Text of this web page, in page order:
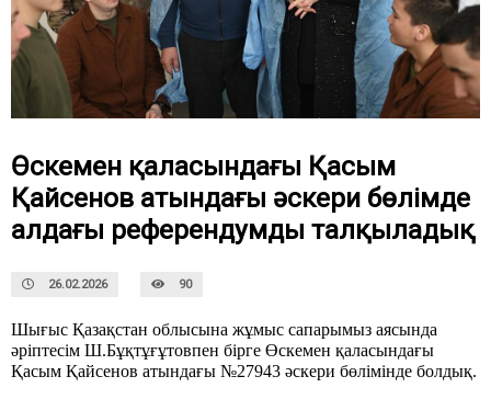
Өскемен қаласындағы Қасым
Қайсенов атындағы әскери бөлімде
алдағы референдумды талқыладық
26.02.2026 90
Шығыс Қазақстан облысына жұмыс сапарымыз аясында
әріптесім Ш.Бұқтұғұтовпен бірге Өскемен қаласындағы
Қасым Қайсенов атындағы №27943 әскери бөлімінде болдық.